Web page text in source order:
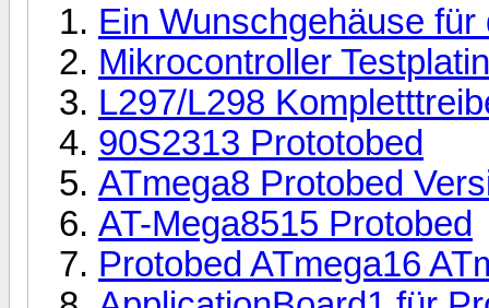
Ein Wunschgehäuse für
Mikrocontroller
L297/L298
90S2313 Prototobed
ATmega8 Protobed
AT-Mega8515 Protobed
Protobed ATmega16